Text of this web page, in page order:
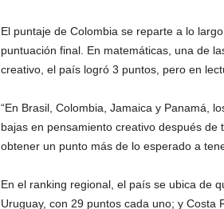
El puntaje de Colombia se reparte a lo
puntuación final. En matemáticas, una de
creativo, el país logró 3 puntos, pero en
“En Brasil, Colombia, Jamaica y Panamá,
bajas en pensamiento creativo después
obtener un punto más de lo esperado a
En el ranking regional, el país se ubica de
Uruguay, con 29 puntos cada uno; y Costa